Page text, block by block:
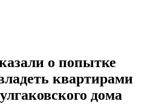
о попытке
квартирами
дома